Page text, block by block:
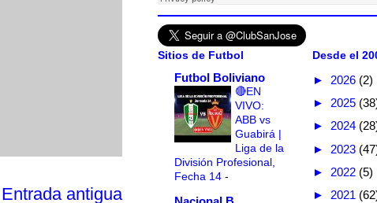
Entrada antigua
Sitios de Futbol
Futbol Boliviano
🔴EN
VIVO:
ABB vs
Guabirá |
Liga de la
División Profesional,
Fecha 14 -
Desde el
► 2026 (2)
► 2025
► 2024
► 2023
► 2022 (5)
► 2021